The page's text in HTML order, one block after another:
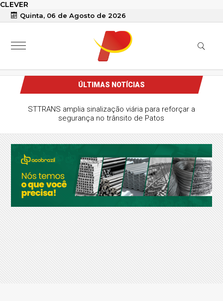
CLEVER
Quinta, 06 de Agosto de 2026
ÚLTIMAS NOTÍCIAS
STTRANS amplia sinalização viária para reforçar a
segurança no trânsito de Patos